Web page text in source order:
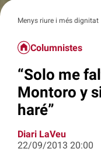
Menys riure i més dignitat
Columnistes
“Solo me
Montoro y
haré”
Diari LaVeu
22/09/2013 20:00